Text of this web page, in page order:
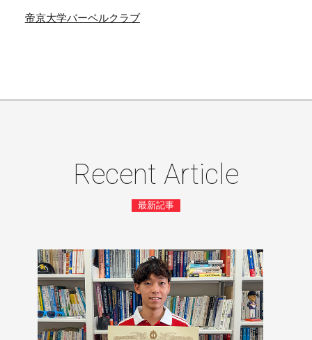
帝京大学バーベルクラブ
Recent Article
最新記事